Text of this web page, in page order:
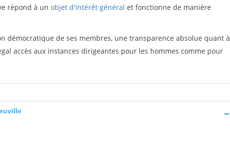
répond à un objet d'intérêt général et fonctionne de manière
démocratique de ses membres, une transparence absolue quant à
accès aux instances dirigeantes pour les hommes comme pour